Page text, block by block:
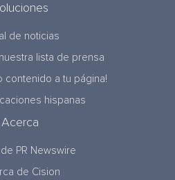
de noticias
lista de prensa
contenido a tu página!
hispanas
Acerca
PR Newswire
de Cision